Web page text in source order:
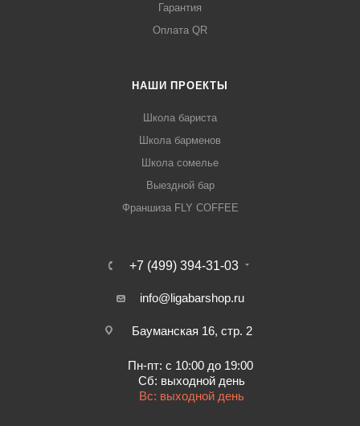
Гарантия
Оплата QR
НАШИ ПРОЕКТЫ
Школа бариста
Школа барменов
Школа сомелье
Выездной бар
Франшиза FLY COFFEE
+7 (499) 394-31-03
info@ligabarshop.ru
Бауманская 16, стр. 2
Пн-пт: с 10:00 до 19:00
Сб: выходной день
Вс: выходной день